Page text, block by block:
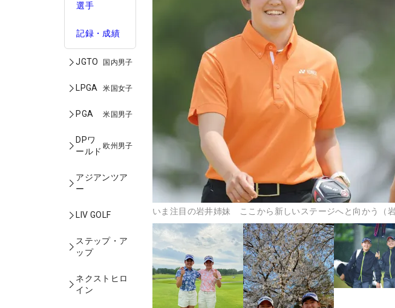
選手
記録・成績
JGTO 国内男子
LPGA 米国女子
PGA 米国男子
DPワ
ールド
欧州男子
アジアンツア
ー
LIV GOLF
ステップ・ア
ップ
ネクストヒロ
イン
いま注目の岩井姉妹 ここから新しいステージへと向かう（岩